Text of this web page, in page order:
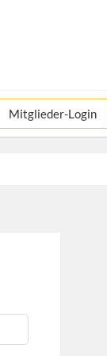
Mitglieder-Login